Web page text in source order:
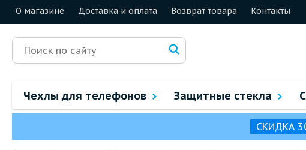
О магазине Доставка и оплата Возврат товара Контакты
Чехлы для телефонов Защитные стекла
СКИДКА